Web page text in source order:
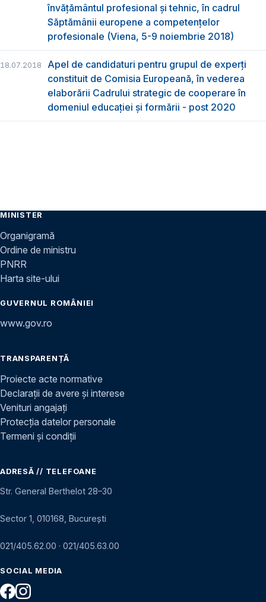
învățământul profesional și tehnic, în cadrul
Săptămânii europene a competențelor
profesionale (Viena, 5-9 noiembrie 2018)
18.07.2018
Apel de candidaturi pentru grupul de experți
constituit de Comisia Europeană, în vederea
elaborării Cadrului strategic de cooperare în
domeniul educației și formării - post 2020
MINISTER
Organigramă
Ordine de ministru
PNRR
Harta site-ului
GUVERNUL ROMÂNIEI
www.gov.ro
TRANSPARENȚĂ
Proiecte acte normative
Declarații de avere și interese
Venituri angajați
Protecția datelor personale
Termeni și condiții
ADRESĂ // TELEFOANE
Str. General Berthelot 28–30
Sector 1, 010168, București
021/405.62.00 · 021/405.63.00
SOCIAL MEDIA